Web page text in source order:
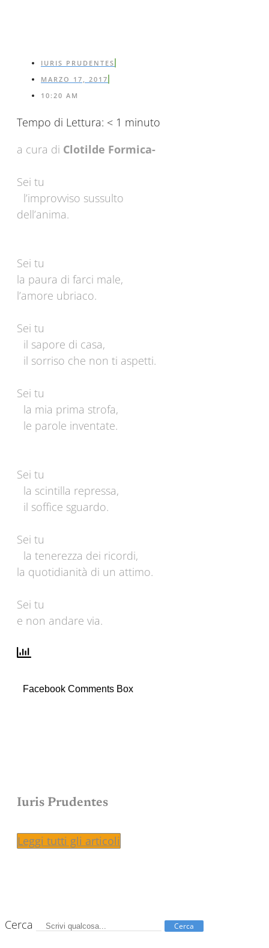
IURIS PRUDENTES
MARZO 17, 2017
10:20 AM
Tempo di Lettura: < 1 minuto
a cura di Clotilde Formica-
Sei tu
l’improvviso sussulto
dell’anima.
Sei tu
la paura di farci male,
l’amore ubriaco.
Sei tu
il sapore di casa,
il sorriso che non ti aspetti.
Sei tu
la mia prima strofa,
le parole inventate.
Sei tu
la scintilla repressa,
il soffice sguardo.
Sei tu
la tenerezza dei ricordi,
la quotidianità di un attimo.
Sei tu
e non andare via.
Facebook Comments Box
Iuris Prudentes
Leggi tutti gli articoli
Cerca Cerca